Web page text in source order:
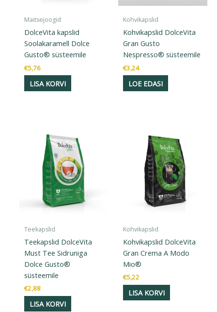
Maitsejoogid
DolceVita kapslid
Soolakaramell Dolce
Gusto® süsteemile
€5,76
LISA KORVI
Kohvikapslid
Kohvikapslid DolceVita
Gran Gusto
Nespresso® süsteemile
€3,24
LOE EDASI
Teekapslid
Teekapslid DolceVita
Must Tee Sidruniga
Dolce Gusto®
süsteemile
€2,88
LISA KORVI
Kohvikapslid
Kohvikapslid DolceVita
Gran Crema A Modo
Mio®
€5,22
LISA KORVI